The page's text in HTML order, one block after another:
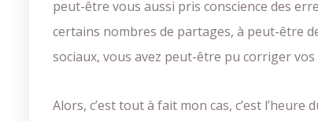
peut-être vous aussi pris conscience des
certains nombres de partages, à peut-être
sociaux, vous avez peut-être pu corriger
Alors, c’est tout à fait mon cas, c’est